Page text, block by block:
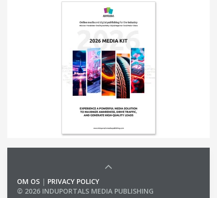
OM OS | PRIVACY POLICY
© 2026 INDUPORTALS MEDIA PUBLISHING